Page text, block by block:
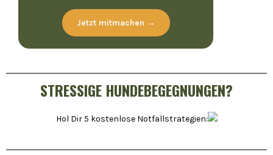
Jetzt mitmachen →
STRESSIGE HUNDEBEGEGNUNGEN?
Hol Dir 5 kostenlose Notfallstrategien: